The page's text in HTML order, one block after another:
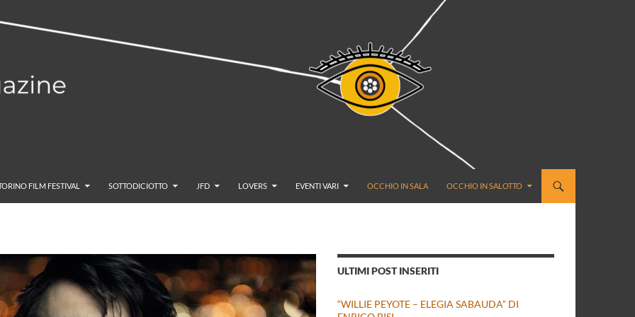
FILM FESTIVAL SOTTODICIOTTO JFD LOVERS EVENTI VARI OCCHIO IN SALA OCCHIO IN SALOTTO
ULTIMI POST INSERITI
“WILLIE PEYOTE – ELEGIA SABAUDA” DI